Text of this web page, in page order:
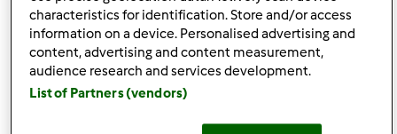
Zalogujlub zarejestruj sięaby dodawać
komentarze
monika6500 Dołączył : 10.03.2013
characteristics for identification. Store and/or access
information on a device. Personalised advertising and
content, advertising and content measurement,
audience research and services development.
List of Partners (vendors)